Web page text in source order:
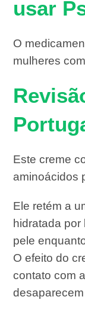
usar
O
mulheres
Este creme
aminoácidos
Ele retém a
hidratada por
pele
O efeito do
contato com